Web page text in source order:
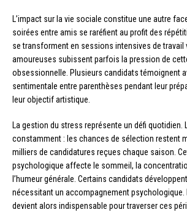
L’impact sur la vie sociale constitue une autre
soirées entre amis se raréfient au profit des
se transforment en sessions intensives de travail
amoureuses subissent parfois la pression de
obsessionnelle. Plusieurs candidats témoignent
sentimentale entre parenthèses pendant leur
leur objectif artistique.
La gestion du stress représente un défi quotidien.
constamment : les chances de sélection restent
milliers de candidatures reçues chaque saison.
psychologique affecte le sommeil, la
l’humeur générale. Certains candidats
nécessitant un accompagnement psychologique.
devient alors indispensable pour traverser ces